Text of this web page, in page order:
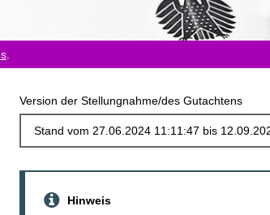
Version der Stellungnahme/des Gutachtens
Hinweis